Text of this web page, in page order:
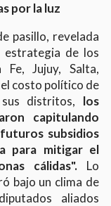
por la luz
pasillo, revelada
de los
Fe, Jujuy, Salta,
costo político de
distritos, los
capitulando
subsidios
para mitigar el
cálidas". Lo
bajo un clima de
aliados